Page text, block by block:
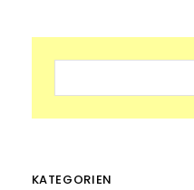
KATEGORIEN